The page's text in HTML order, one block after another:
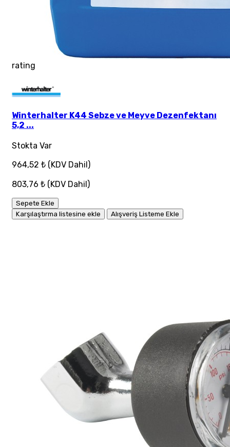
rating
Winterhalter K44 Sebze ve Meyve Dezenfektanı
5,2 ...
Stokta Var
964,52 ₺ (KDV Dahil)
803,76 ₺ (KDV Dahil)
Sepete Ekle
Karşılaştırma listesine ekle
Alışveriş Listeme Ekle